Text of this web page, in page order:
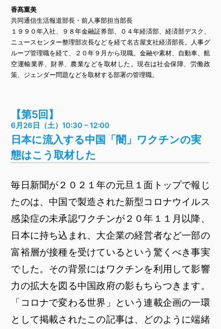
香髙重美
共同通信生活報道部長・前人事部担当部長
１９９０年入社、９８年金融証券部、０４年経済部、経済部デスク、
ニュースセンター整理部次長などを経て名古屋支社経済部長。人事グ
ループ管理職を経て、２０年９月から現職。金融や素材、自動車、航
空運輸業界、財界、農業などを取材した。現在は社会保障、労働政
策、ジェンダー問題などを取材する部署の管理職。
【第5回】
6月26日（土）10:30 – 12:00
日本に流入する中国「闇」ワクチンの実
態はこう取材した
毎日新聞が２０２１年の元旦１面トップで報じ
たのは、中国で製造された新型コロナウイルス
感染症の未承認ワクチンが２０年１１月以降、
日本に持ち込まれ、大企業の経営者など一部の
富裕層が接種を受けているという驚くべき事実
でした。その背景にはワクチンを利用して影響
力の拡大を図る中国政府の影もちらつきます。
「コロナで変わる世界」という連載企画の一環
として掲載されたこの記事は、どのように端緒